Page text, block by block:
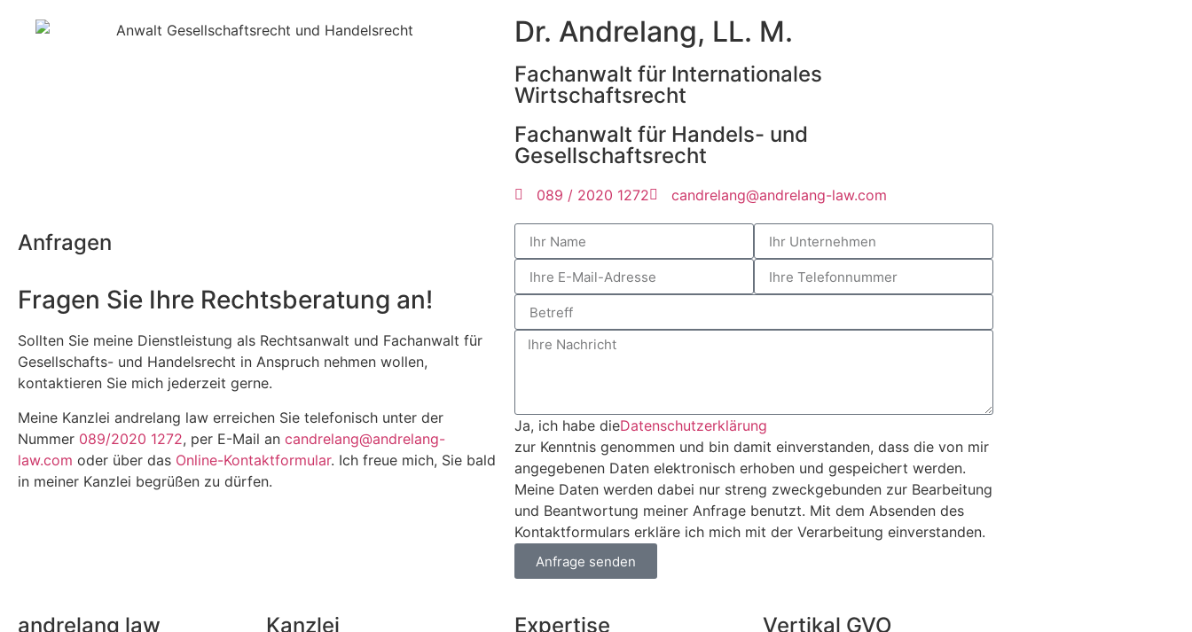
Dr. Andrelang, LL. M.
Fachanwalt für Internationales
Wirtschaftsrecht
Fachanwalt für Handels- und
Gesellschaftsrecht
089 / 2020 1272 candrelang@andrelang-law.com
Anfragen
Fragen Sie Ihre Rechtsberatung an!
Sollten Sie meine Dienstleistung als Rechtsanwalt und Fachanwalt für
Gesellschafts- und Handelsrecht in Anspruch nehmen wollen,
kontaktieren Sie mich jederzeit gerne.
Meine Kanzlei andrelang law erreichen Sie telefonisch unter der
Nummer 089/2020 1272, per E-Mail an candrelang@andrelang-
law.com oder über das Online-Kontaktformular. Ich freue mich, Sie bald
in meiner Kanzlei begrüßen zu dürfen.
Ja, ich habe dieDatenschutzerklärung
zur Kenntnis genommen und bin damit einverstanden, dass die von mir
angegebenen Daten elektronisch erhoben und gespeichert werden.
Meine Daten werden dabei nur streng zweckgebunden zur Bearbeitung
und Beantwortung meiner Anfrage benutzt. Mit dem Absenden des
Kontaktformulars erkläre ich mich mit der Verarbeitung einverstanden.
Anfrage senden
andrelang law Kanzlei Expertise Vertikal GVO